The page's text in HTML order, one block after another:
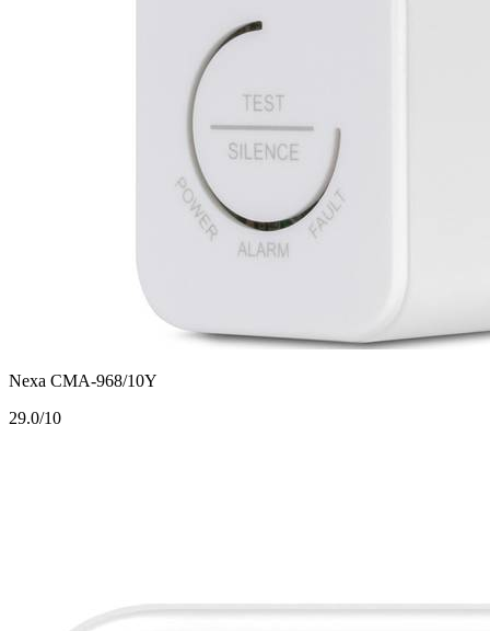
Nexa CMA-968/10Y
29.0/10